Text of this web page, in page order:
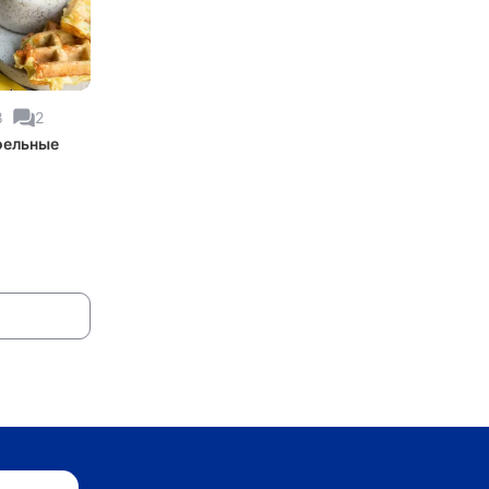
2